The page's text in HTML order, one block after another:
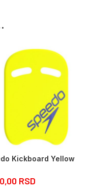
Kickboard Yellow
RSD